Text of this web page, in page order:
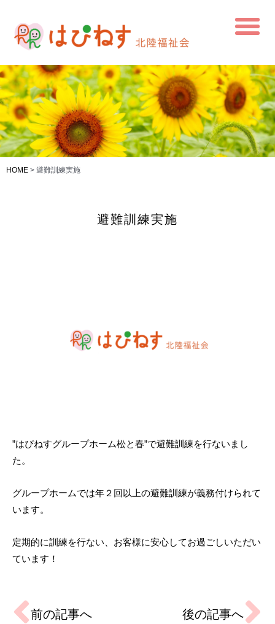
HOME > 避難訓練実施
避難訓練実施
”はぴねすグループホーム松と春”で避難訓練を行ないまし
た。
グループホームでは年２回以上の避難訓練が義務付けられて
います。
定期的に訓練を行ない、お客様に安心してお過ごしいただい
ています！
前の記事へ 後の記事へ